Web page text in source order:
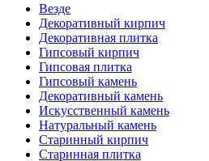
Везде
Декоративный кирпич
Декоративная плитка
Гипсовый кирпич
Гипсовая плитка
Гипсовый камень
Декоративный камень
Искусственный камень
Натуральный камень
Старинный кирпич
Старинная плитка